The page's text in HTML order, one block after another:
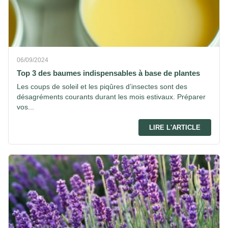
06/09/2024
Top 3 des baumes indispensables à base de plantes
Les coups de soleil et les piqûres d’insectes sont des
désagréments courants durant les mois estivaux. Préparer
vos...
LIRE L'ARTICLE